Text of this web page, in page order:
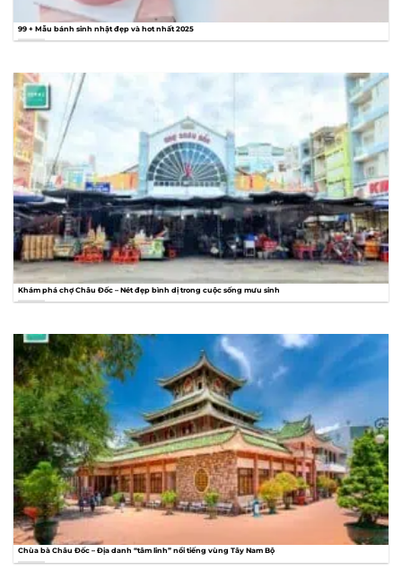
99 + Mẫu bánh sinh nhật đẹp và hot nhất 2025
Khám phá chợ Châu Đốc – Nét đẹp bình dị trong cuộc sống mưu sinh
Chùa bà Châu Đốc – Địa danh “tâm linh” nổi tiếng vùng Tây Nam Bộ